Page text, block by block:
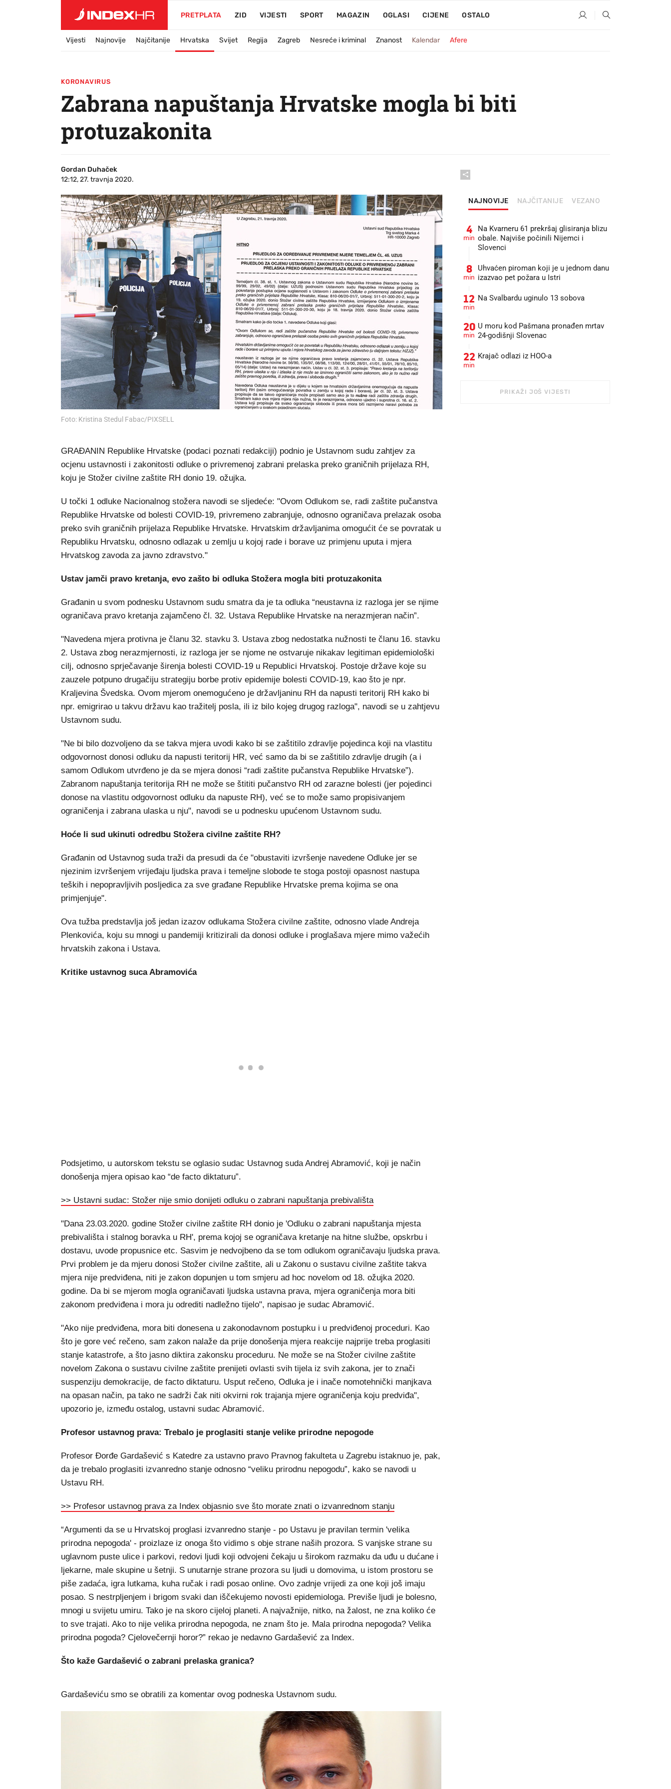
PRETPLATA ZID VIJESTI SPORT MAGAZIN OGLASI CIJENE OSTALO
Vijesti Najnovije Najčitanije Hrvatska Svijet Regija Zagreb Nesreće i kriminal Znanost Kalendar Afere
KORONAVIRUS
Zabrana napuštanja Hrvatske mogla bi biti
protuzakonita
Gordan Duhaček
12:12, 27. travnja 2020.
Foto: Kristina Stedul Fabac/PIXSELL
GRAĐANIN Republike Hrvatske (podaci poznati redakciji) podnio je Ustavnom sudu zahtjev za
ocjenu ustavnosti i zakonitosti odluke o privremenoj zabrani prelaska preko graničnih prijelaza RH,
koju je Stožer civilne zaštite RH donio 19. ožujka.
U točki 1 odluke Nacionalnog stožera navodi se sljedeće: "Ovom Odlukom se, radi zaštite pučanstva
Republike Hrvatske od bolesti COVID-19, privremeno zabranjuje, odnosno ograničava prelazak osoba
preko svih graničnih prijelaza Republike Hrvatske. Hrvatskim državljanima omogućit će se povratak u
Republiku Hrvatsku, odnosno odlazak u zemlju u kojoj rade i borave uz primjenu uputa i mjera
Hrvatskog zavoda za javno zdravstvo."
Ustav jamči pravo kretanja, evo zašto bi odluka Stožera mogla biti protuzakonita
Građanin u svom podnesku Ustavnom sudu smatra da je ta odluka “neustavna iz razloga jer se njime
ograničava pravo kretanja zajamčeno čl. 32. Ustava Republike Hrvatske na nerazmjeran način”.
"Navedena mjera protivna je članu 32. stavku 3. Ustava zbog nedostatka nužnosti te članu 16. stavku
2. Ustava zbog nerazmjernosti, iz razloga jer se njome ne ostvaruje nikakav legitiman epidemiološki
cilj, odnosno sprječavanje širenja bolesti COVID-19 u Republici Hrvatskoj. Postoje države koje su
zauzele potpuno drugačiju strategiju borbe protiv epidemije bolesti COVID-19, kao što je npr.
Kraljevina Švedska. Ovom mjerom onemogućeno je državljaninu RH da napusti teritorij RH kako bi
npr. emigrirao u takvu državu kao tražitelj posla, ili iz bilo kojeg drugog razloga", navodi se u zahtjevu
Ustavnom sudu.
"Ne bi bilo dozvoljeno da se takva mjera uvodi kako bi se zaštitilo zdravlje pojedinca koji na vlastitu
odgovornost donosi odluku da napusti teritorij HR, već samo da bi se zaštitilo zdravlje drugih (a i
samom Odlukom utvrđeno je da se mjera donosi “radi zaštite pučanstva Republike Hrvatske”).
Zabranom napuštanja teritorija RH ne može se štititi pučanstvo RH od zarazne bolesti (jer pojedinci
donose na vlastitu odgovornost odluku da napuste RH), već se to može samo propisivanjem
ograničenja i zabrana ulaska u nju", navodi se u podnesku upućenom Ustavnom sudu.
Hoće li sud ukinuti odredbu Stožera civilne zaštite RH?
Građanin od Ustavnog suda traži da presudi da će "obustaviti izvršenje navedene Odluke jer se
njezinim izvršenjem vrijeđaju ljudska prava i temeljne slobode te stoga postoji opasnost nastupa
teških i nepopravljivih posljedica za sve građane Republike Hrvatske prema kojima se ona
primjenjuje".
Ova tužba predstavlja još jedan izazov odlukama Stožera civilne zaštite, odnosno vlade Andreja
Plenkovića, koju su mnogi u pandemiji kritizirali da donosi odluke i proglašava mjere mimo važećih
hrvatskih zakona i Ustava.
Kritike ustavnog suca Abramovića
Podsjetimo, u autorskom tekstu se oglasio sudac Ustavnog suda Andrej Abramović, koji je način
donošenja mjera opisao kao “de facto diktaturu”.
>> Ustavni sudac: Stožer nije smio donijeti odluku o zabrani napuštanja prebivališta
"Dana 23.03.2020. godine Stožer civilne zaštite RH donio je 'Odluku o zabrani napuštanja mjesta
prebivališta i stalnog boravka u RH', prema kojoj se ograničava kretanje na hitne službe, opskrbu i
dostavu, uvode propusnice etc. Sasvim je nedvojbeno da se tom odlukom ograničavaju ljudska prava.
Prvi problem je da mjeru donosi Stožer civilne zaštite, ali u Zakonu o sustavu civilne zaštite takva
mjera nije predviđena, niti je zakon dopunjen u tom smjeru ad hoc novelom od 18. ožujka 2020.
godine. Da bi se mjerom mogla ograničavati ljudska ustavna prava, mjera ograničenja mora biti
zakonom predviđena i mora ju odrediti nadležno tijelo", napisao je sudac Abramović.
"Ako nije predviđena, mora biti donesena u zakonodavnom postupku i u predviđenoj proceduri. Kao
što je gore već rečeno, sam zakon nalaže da prije donošenja mjera reakcije najprije treba proglasiti
stanje katastrofe, a što jasno diktira zakonsku proceduru. Ne može se na Stožer civilne zaštite
novelom Zakona o sustavu civilne zaštite prenijeti ovlasti svih tijela iz svih zakona, jer to znači
suspenziju demokracije, de facto diktaturu. Usput rečeno, Odluka je i inače nomotehnički manjkava
na opasan način, pa tako ne sadrži čak niti okvirni rok trajanja mjere ograničenja koju predviđa",
upozorio je, između ostalog, ustavni sudac Abramović.
Profesor ustavnog prava: Trebalo je proglasiti stanje velike prirodne nepogode
Profesor Đorđe Gardašević s Katedre za ustavno pravo Pravnog fakulteta u Zagrebu istaknuo je, pak,
da je trebalo proglasiti izvanredno stanje odnosno “veliku prirodnu nepogodu”, kako se navodi u
Ustavu RH.
>> Profesor ustavnog prava za Index objasnio sve što morate znati o izvanrednom stanju
“Argumenti da se u Hrvatskoj proglasi izvanredno stanje - po Ustavu je pravilan termin 'velika
prirodna nepogoda' - proizlaze iz onoga što vidimo s obje strane naših prozora. S vanjske strane su
uglavnom puste ulice i parkovi, redovi ljudi koji odvojeni čekaju u širokom razmaku da uđu u dućane i
ljekarne, male skupine u šetnji. S unutarnje strane prozora su ljudi u domovima, u istom prostoru se
piše zadaća, igra lutkama, kuha ručak i radi posao online. Ovo zadnje vrijedi za one koji još imaju
posao. S nestrpljenjem i brigom svaki dan iščekujemo novosti epidemiologa. Previše ljudi je bolesno,
mnogi u svijetu umiru. Tako je na skoro cijeloj planeti. A najvažnije, nitko, na žalost, ne zna koliko će
to sve trajati. Ako to nije velika prirodna nepogoda, ne znam što je. Mala prirodna nepogoda? Velika
prirodna pogoda? Cjelovečernji horor?” rekao je nedavno Gardašević za Index.
Što kaže Gardašević o zabrani prelaska granica?
Gardaševiću smo se obratili za komentar ovog podneska Ustavnom sudu.
NAJNOVIJE NAJČITANIJE VEZANO
4
min
Na Kvarneru 61 prekršaj glisiranja blizu
obale. Najviše počinili Nijemci i
Slovenci
8
min
Uhvaćen piroman koji je u jednom danu
izazvao pet požara u Istri
12
min
Na Svalbardu uginulo 13 sobova
20
min
U moru kod Pašmana pronađen mrtav
24-godišnji Slovenac
22
min
Krajač odlazi iz HOO-a
PRIKAŽI JOŠ VIJESTI